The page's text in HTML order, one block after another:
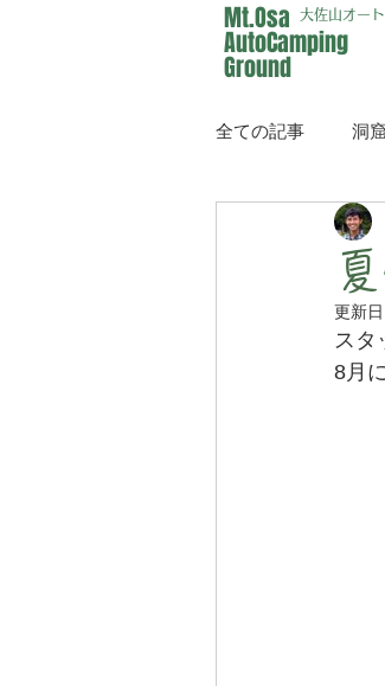
Mt.Osa
AutoCamping
Ground
大佐山オー
全ての記事 洞
更新日
スタ
8月